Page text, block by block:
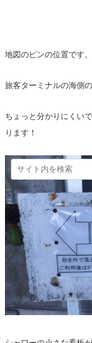
地図のピンの位置です。
旅客ターミナルの海側
ちょっと分かりにくい
ります！